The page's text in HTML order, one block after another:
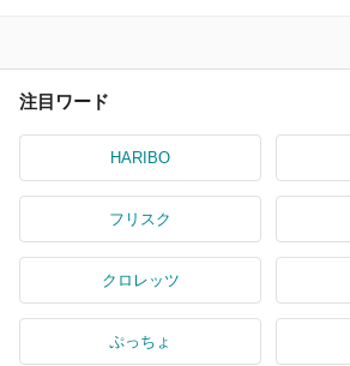
注目ワード
HARIBO
フリスク
クロレッツ
ぷっちょ